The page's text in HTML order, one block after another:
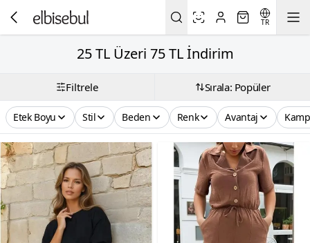
TR
25 TL Üzeri 75 TL İndirim
Filtrele Sırala: Popüler
Etek Boyu Stil Beden Renk Avantaj